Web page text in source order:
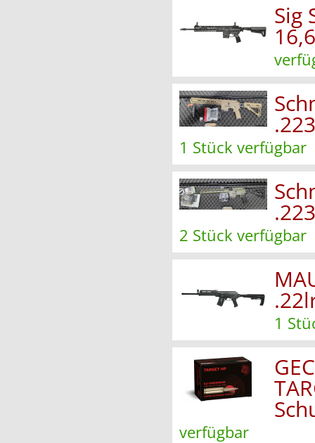
Sig
1 Stück verfügbar
2 Stück verfügbar
1
verfügbar